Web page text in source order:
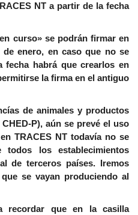
NT a partir de la fecha
curso» se podrán firmar en
enero, en caso que no se
fecha habrá que crearlos en
la firma en el antiguo
de animales y productos
P), aún se prevé el uso
TRACES NT todavía no se
todos los establecimientos
de terceros países. Iremos
se vayan produciendo al
recordar que en la casilla